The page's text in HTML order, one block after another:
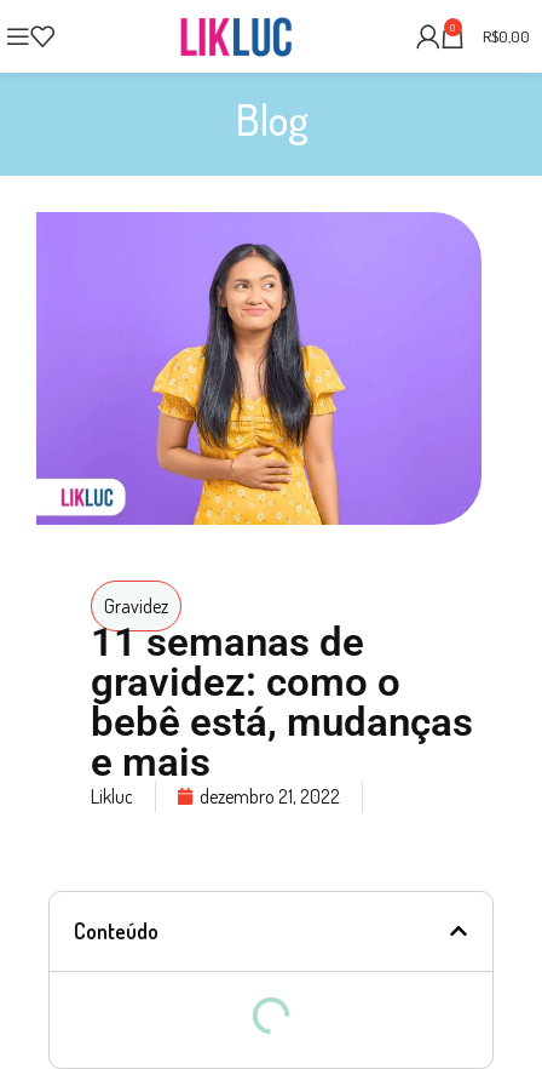
0 R$0,00
Blog
Gravidez
11 semanas de
gravidez: como o
bebê está, mudanças
e mais
Likluc dezembro 21, 2022
Conteúdo